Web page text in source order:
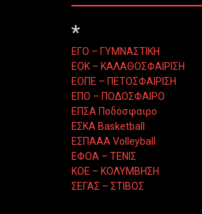
*
ΕΓΟ – ΓΥΜΝΑΣΤΙΚΗ
ΕΟΚ – ΚΑΛΑΘΟΣΦΑΙΡΙΣΗ
ΕΟΠΕ – ΠΕΤΟΣΦΑΙΡΙΣΗ
ΕΠΟ – ΠΟΔΟΣΦΑΙΡΟ
ΕΠΣΑ Ποδόσφαιρο
ΕΣΚΑ Basketball
ΕΣΠΑΑΑ Volleyball
ΕΦΟΑ – ΤΕΝΙΣ
ΚΟΕ – ΚΟΛΥΜΒΗΣΗ
ΣΕΓΑΣ – ΣΤΙΒΟΣ